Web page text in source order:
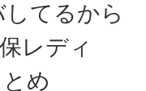
てるから
レディ
め